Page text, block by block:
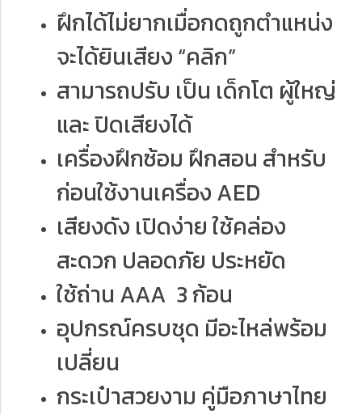
ฝึกได้ไม่ยากเมื่อกดถูกตำแหน่ง
จะได้ยินเสียง “คลิก”
สามารถปรับ เป็น เด็กโต ผู้ใหญ่
และ ปิดเสียงได้
เครื่องฝึกซ้อม ฝึกสอน สำหรับ
ก่อนใช้งานเครื่อง AED
เสียงดัง เปิดง่าย ใช้คล่อง
สะดวก ปลอดภัย ประหยัด
ใช้ถ่าน AAA 3 ก้อน
อุปกรณ์ครบชุด มีอะไหล่พร้อม
เปลี่ยน
กระเป๋าสวยงาม คู่มือภาษาไทย